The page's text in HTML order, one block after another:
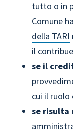
tutto o in
Comune
della TARI
il
se il
cui il ruolo
se risulta